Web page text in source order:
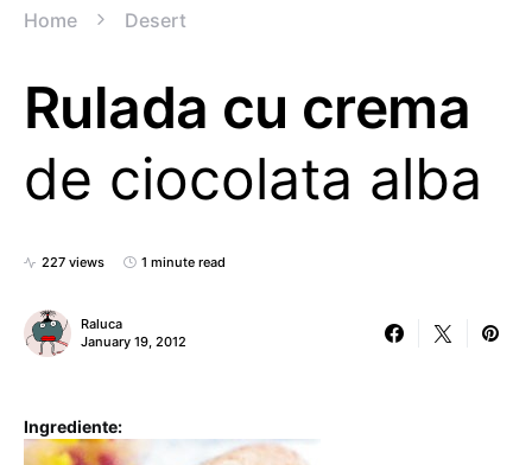
Home Desert
Rulada cu crema
de ciocolata alba
227 views 1 minute read
Raluca
January 19, 2012
Ingrediente: